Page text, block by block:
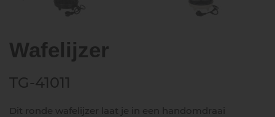
Wafelijzer
TG-41011
Dit ronde wafelijzer laat je in een handomdraai